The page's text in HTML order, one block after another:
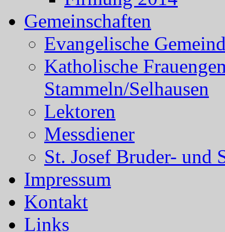
Gemeinschaften
Evangelische
Katholische
Stammeln/Selhausen
Lektoren
Messdiener
St. Josef Bruder- und
Impressum
Kontakt
Links